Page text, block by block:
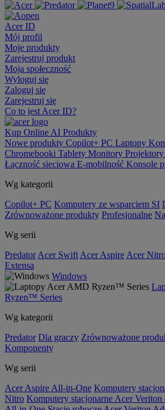
Acer ID
Mój profil
Moje produkty
Zarejestruj produkt
Moja społeczność
Wyloguj się
Zaloguj się
Zarejestruj się
Co to jest Acer ID?
Kup Online AI Produkty
Nowe produkty Copilot+ PC Laptopy
Chromebooki Tablety Monitory Projektory
Łączność sieciowa E-mobilność Konsole
Wg kategorii
Copilot+ PC Komputery ze wsparciem SI
Zrównoważone produkty Profesjonalne
Wg serii
Predator Acer Swift Acer Aspire Acer
Extensa
Windows
Ryzen™ Series
Wg kategorii
Predator Dla graczy Zrównoważone
Komponenty
Wg serii
Acer Aspire All-in-One Komputery
Nitro Komputery stacjonarne Acer